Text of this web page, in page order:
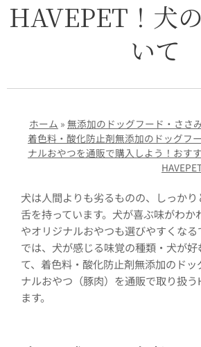
HAVEPET！犬
いて
ホーム » 無添加のドッグフード・ささ
着色料・酸化防止剤無添加のドッグフ
ナルおやつを通販で購入しよう！おす
犬は人間よりも劣るものの、しっか
舌を持っています。犬が喜ぶ味がわか
やオリジナルおやつも選びやすくなる
では、犬が感じる味覚の種類・犬が
て、着色料・酸化防止剤無添加のド
ナルおやつ（豚肉）を通販で取り扱う
ます。